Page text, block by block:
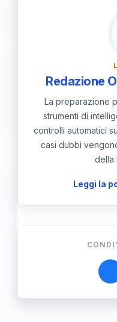
sistema di
Redazione
La preparazione
strumenti di
controlli automatici
casi dubbi
della
Leggi la